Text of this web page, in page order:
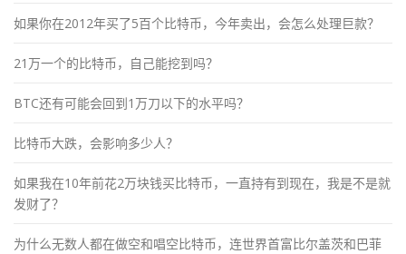
如果你在2012年买了5百个比特币，今年卖出，会怎么处理巨款？
21万一个的比特币，自己能挖到吗？
BTC还有可能会回到1万刀以下的水平吗？
比特币大跌，会影响多少人？
如果我在10年前花2万块钱买比特币，一直持有到现在，我是不是就
发财了？
为什么无数人都在做空和唱空比特币，连世界首富比尔盖茨和巴菲